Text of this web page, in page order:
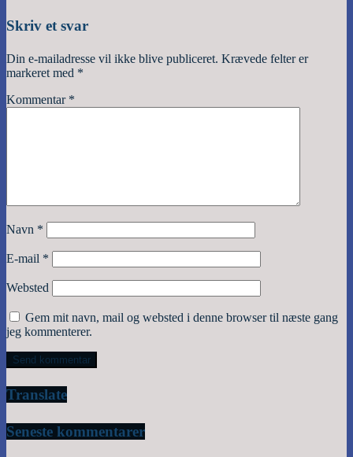
Skriv et svar
Din e-mailadresse vil ikke blive publiceret. Krævede felter er
markeret med *
Kommentar *
Navn *
E-mail *
Websted
Gem mit navn, mail og websted i denne browser til næste gang
jeg kommenterer.
Translate
Seneste kommentarer